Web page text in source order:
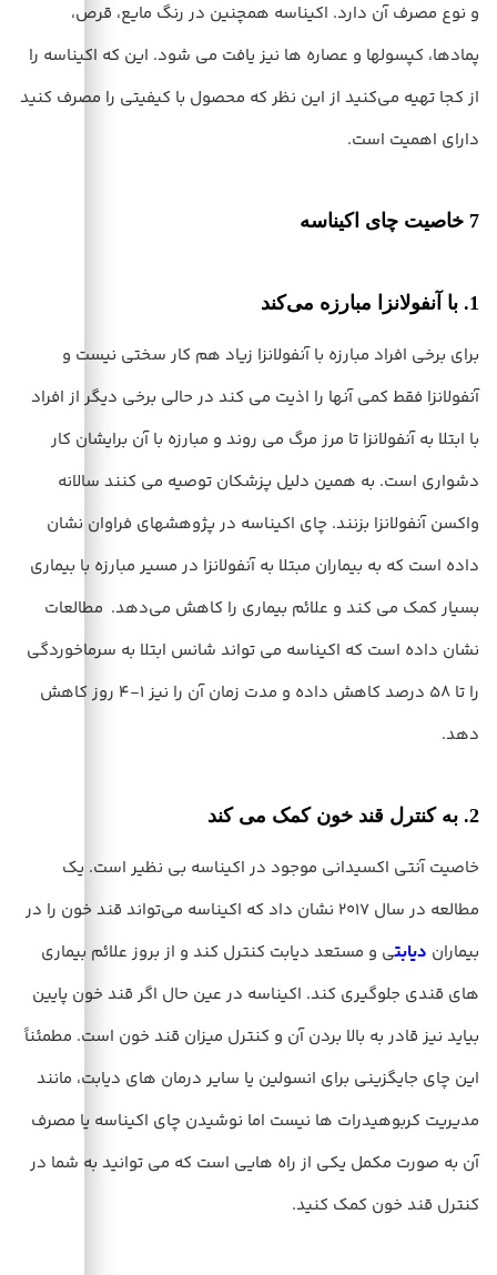
و نوع مصرف آن دارد. اکیناسه همچنین در رنگ مایع، قرص،
پمادها، کپسولها و عصاره ها نیز یافت می شود. این که اکیناسه را
از کجا تهیه می‌کنید از این نظر که محصول با کیفیتی را مصرف کنید
دارای اهمیت است.
7 خاصیت چای اکیناسه
1. با آنفولانزا مبارزه می‌کند
برای برخی افراد مبارزه با آنفولانزا زیاد هم کار سختی نیست و
آنفولانزا فقط کمی آنها را اذیت می کند در حالی برخی دیگر از افراد
با ابتلا به آنفولانزا تا مرز مرگ می روند و مبارزه با آن برایشان کار
دشواری است. به همین دلیل پزشکان توصیه می کنند سالانه
واکسن آنفولانزا بزنند. چای اکیناسه در پژوهشهای فراوان نشان
داده است که به بیماران مبتلا به آنفولانزا در مسیر مبارزه با بیماری
بسیار کمک می کند و علائم بیماری را کاهش می‌دهد. مطالعات
نشان داده است که اکیناسه می تواند شانس ابتلا به سرماخوردگی
را تا 58 درصد کاهش داده و مدت زمان آن را نیز 1-4 روز کاهش
دهد.
2. به کنترل قند خون کمک می کند
خاصیت آنتی اکسیدانی موجود در اکیناسه بی نظیر است. یک
مطالعه در سال 2017 نشان داد که اکیناسه می‌تواند قند خون را در
بیماران دیابتی و مستعد دیابت کنترل کند و از بروز علائم بیماری
های قندی جلوگیری کند. اکیناسه در عین حال اگر قند خون پایین
بیاید نیز قادر به بالا بردن آن و کنترل میزان قند خون است. مطمئناً
این چای جایگزینی برای انسولین یا سایر درمان های دیابت، مانند
مدیریت کربوهیدرات ها نیست اما نوشیدن چای اکیناسه یا مصرف
آن به صورت مکمل یکی از راه هایی است که می توانید به شما در
کنترل قند خون کمک کنید.